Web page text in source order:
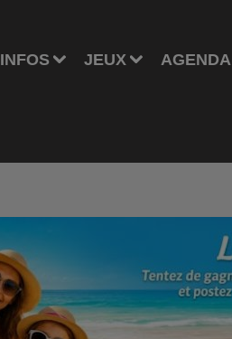
INFOS JEUX AGENDA